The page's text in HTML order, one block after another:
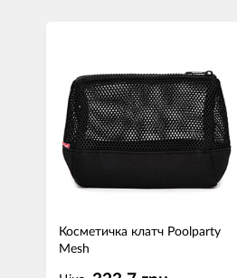
Косметичка клатч Poolparty
Mesh